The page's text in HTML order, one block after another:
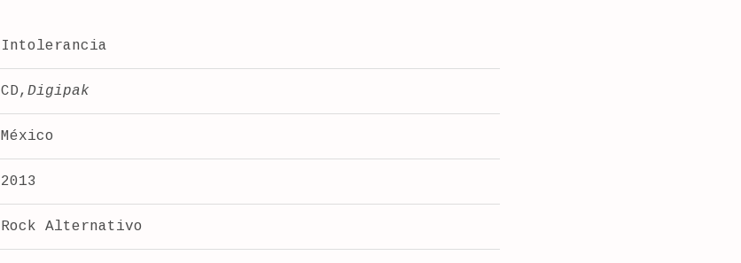
Intolerancia
CD, Digipak
México
2013
Rock Alternativo